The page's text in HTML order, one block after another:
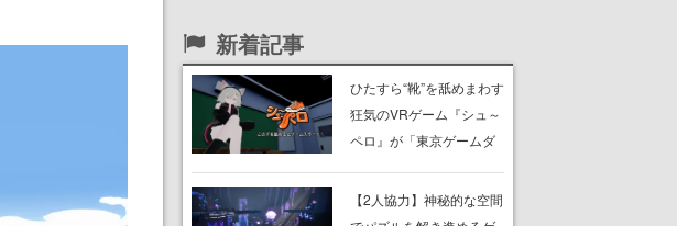
新着記事
ひたすら“靴”を舐めまわす
狂気のVRゲーム『シュ～
ペロ』が「東京ゲームダ
ャッチコピーは「三度の
飯より靴を舐めよう」と
【2人協力】神秘的な空間